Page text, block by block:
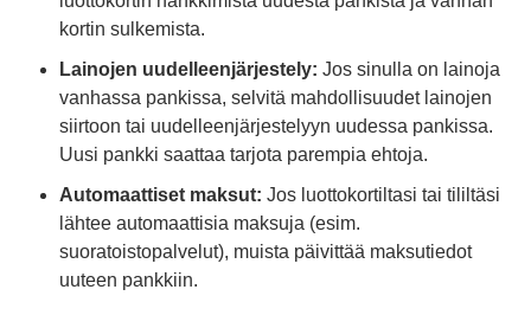
kortin sulkemista.
Lainojen uudelleenjärjestely: Jos sinulla on lainoja
vanhassa pankissa, selvitä mahdollisuudet lainojen
siirtoon tai uudelleenjärjestelyyn uudessa pankissa.
Uusi pankki saattaa tarjota parempia ehtoja.
Automaattiset maksut: Jos luottokortiltasi tai tililtäsi
lähtee automaattisia maksuja (esim.
suoratoistopalvelut), muista päivittää maksutiedot
uuteen pankkiin.